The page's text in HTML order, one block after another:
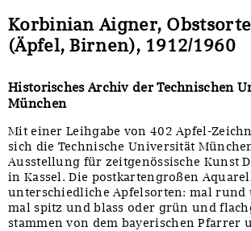
Korbinian Aigner,
(Äpfel, Birnen), 1912/1960
Historisches Archiv der Technischen
München
Mit einer Leihgabe von 402 Apfel-
sich die Technische Universität
Ausstellung für zeitgenössische Kunst
in Kassel. Die postkartengroßen
unterschiedliche Apfelsorten: mal rund
mal spitz und blass oder grün und
stammen von dem bayerischen Pfarrer